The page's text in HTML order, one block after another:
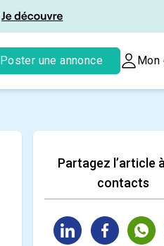
Poster une annonce Mon
Partagez l’article
contacts